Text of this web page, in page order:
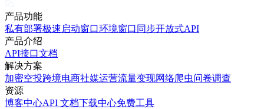
产品功能
私有部署极速启动窗口环境窗口同步开放式API
产品介绍
API接口文档
解决方案
加密空投跨境电商社媒运营流量变现网络爬虫问卷调查
资源
博客中心API 文档下载中心免费工具